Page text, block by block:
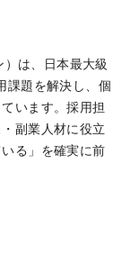
は、日本最大級
課題を解決し、個
います。採用担
副業人材に役立
る」を確実に前